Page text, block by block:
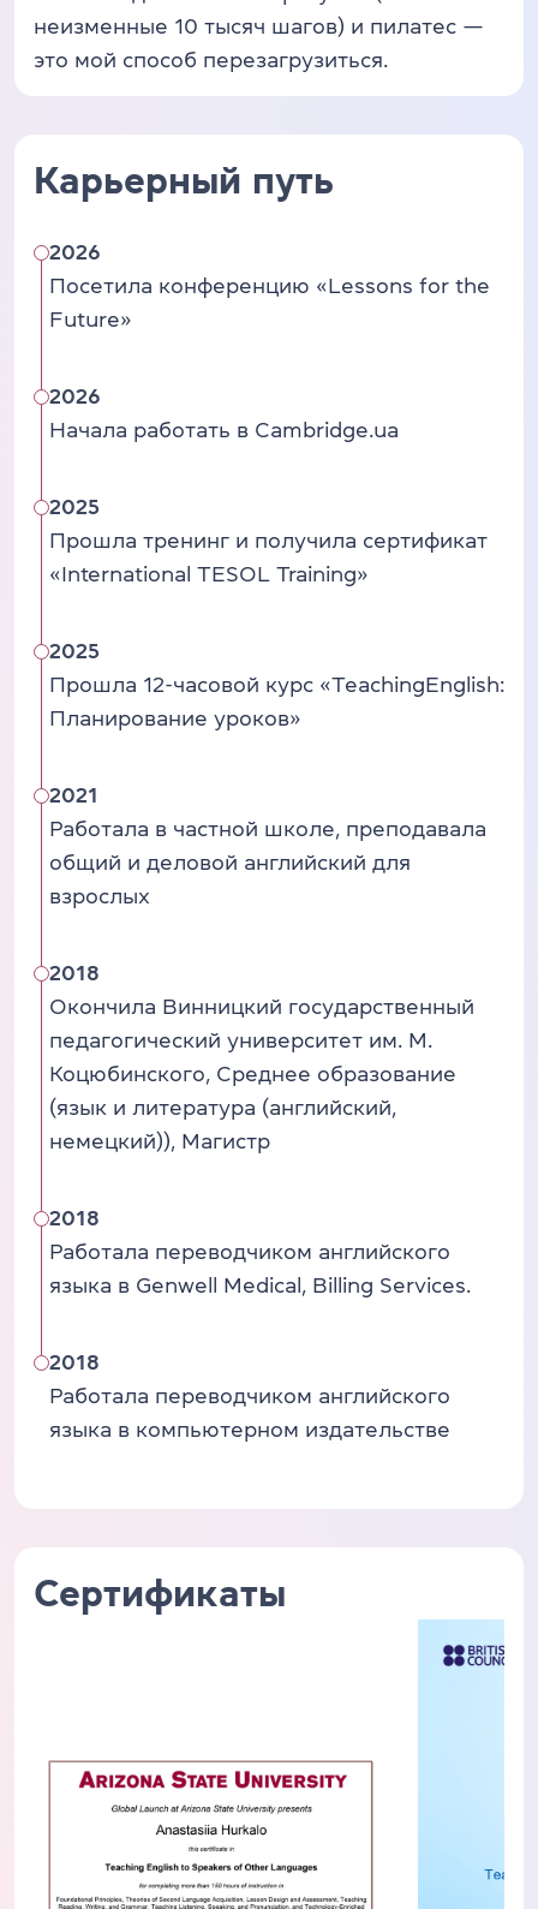
неизменные 10 тысяч шагов) и пилатес —
это мой способ перезагрузиться.
Карьерный путь
2026
Посетила конференцию «Lessons for the
Future»
2026
Начала работать в Cambridge.ua
2025
Прошла тренинг и получила сертификат
«International TESOL Training»
2025
Прошла 12-часовой курс «TeachingEnglish:
Планирование уроков»
2021
Работала в частной школе, преподавала
общий и деловой английский для
взрослых
2018
Окончила Винницкий государственный
педагогический университет им. М.
Коцюбинского, Среднее образование
(язык и литература (английский,
немецкий)), Магистр
2018
Работала переводчиком английского
языка в Genwell Medical, Billing Services.
2018
Работала переводчиком английского
языка в компьютерном издательстве
Сертификаты